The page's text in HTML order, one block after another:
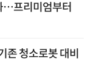
…프리미엄부터
청소로봇 대비